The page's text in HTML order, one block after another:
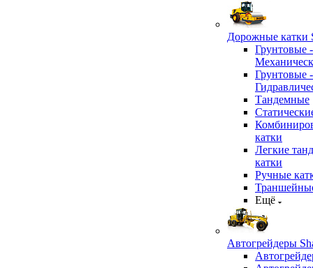
Дорожные катки
Грунтовые -
Грунтовые -
Тандемные
катки
Легкие
катки
Ручные
Ещё
Автогрейдеры